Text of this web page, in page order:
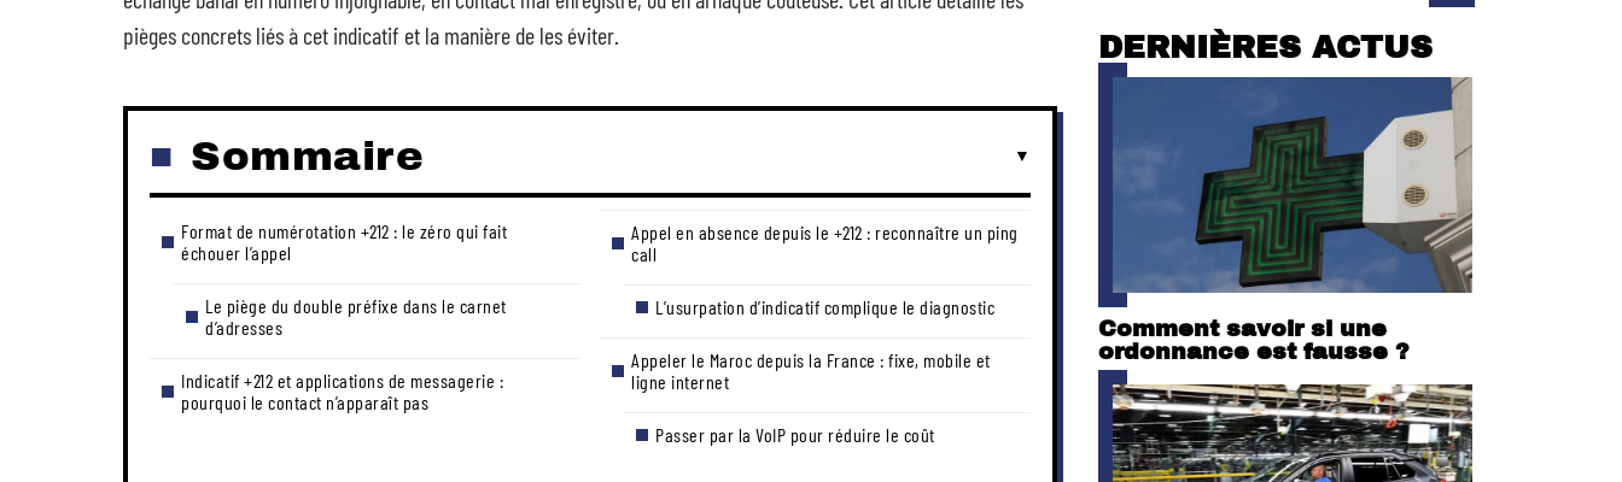
pièges concrets liés à cet indicatif et la manière de les éviter.
Sommaire
Format de numérotation +212 : le zéro qui fait
échouer l’appel
Le piège du double préfixe dans le carnet
d’adresses
Indicatif +212 et applications de messagerie :
pourquoi le contact n’apparaît pas
Appel en absence depuis le +212 : reconnaître un ping
call
L’usurpation d’indicatif complique le diagnostic
Appeler le Maroc depuis la France : fixe, mobile et
ligne internet
Passer par la VoIP pour réduire le coût
DERNIÈRES ACTUS
Comment savoir si une
ordonnance est fausse ?